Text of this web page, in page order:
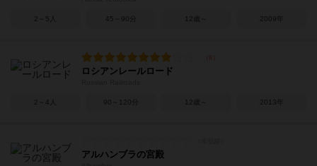
2～5人 45～90分 12歳～ 2009年
ロシアンレールロード
2～4人 90～120分 12歳～ 2013年
アルハンブラの宮殿